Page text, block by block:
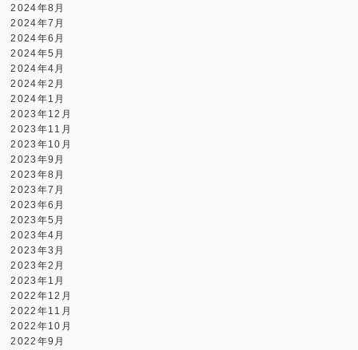
2024年8月
2024年7月
2024年6月
2024年5月
2024年4月
2024年2月
2024年1月
2023年12月
2023年11月
2023年10月
2023年9月
2023年8月
2023年7月
2023年6月
2023年5月
2023年4月
2023年3月
2023年2月
2023年1月
2022年12月
2022年11月
2022年10月
2022年9月